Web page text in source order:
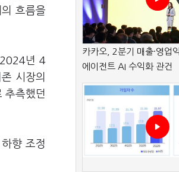
흐름을
2024년 4
시장의
추측했던
향 조정
카카오, 2분기 매출·영업
에이전트 AI 수익화 관건